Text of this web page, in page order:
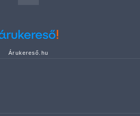
Árukereső.hu